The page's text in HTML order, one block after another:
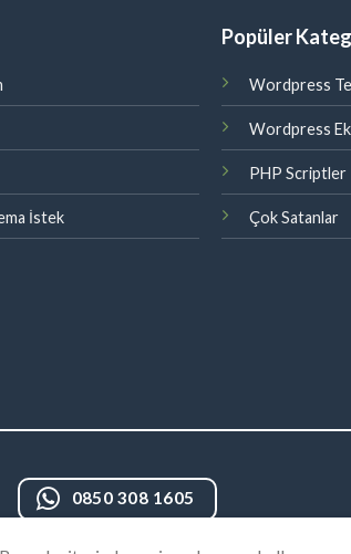
İstek
Popüler
Wordpress
Wordpress
PHP Scriptler
Çok Satanlar
0850 308 1605